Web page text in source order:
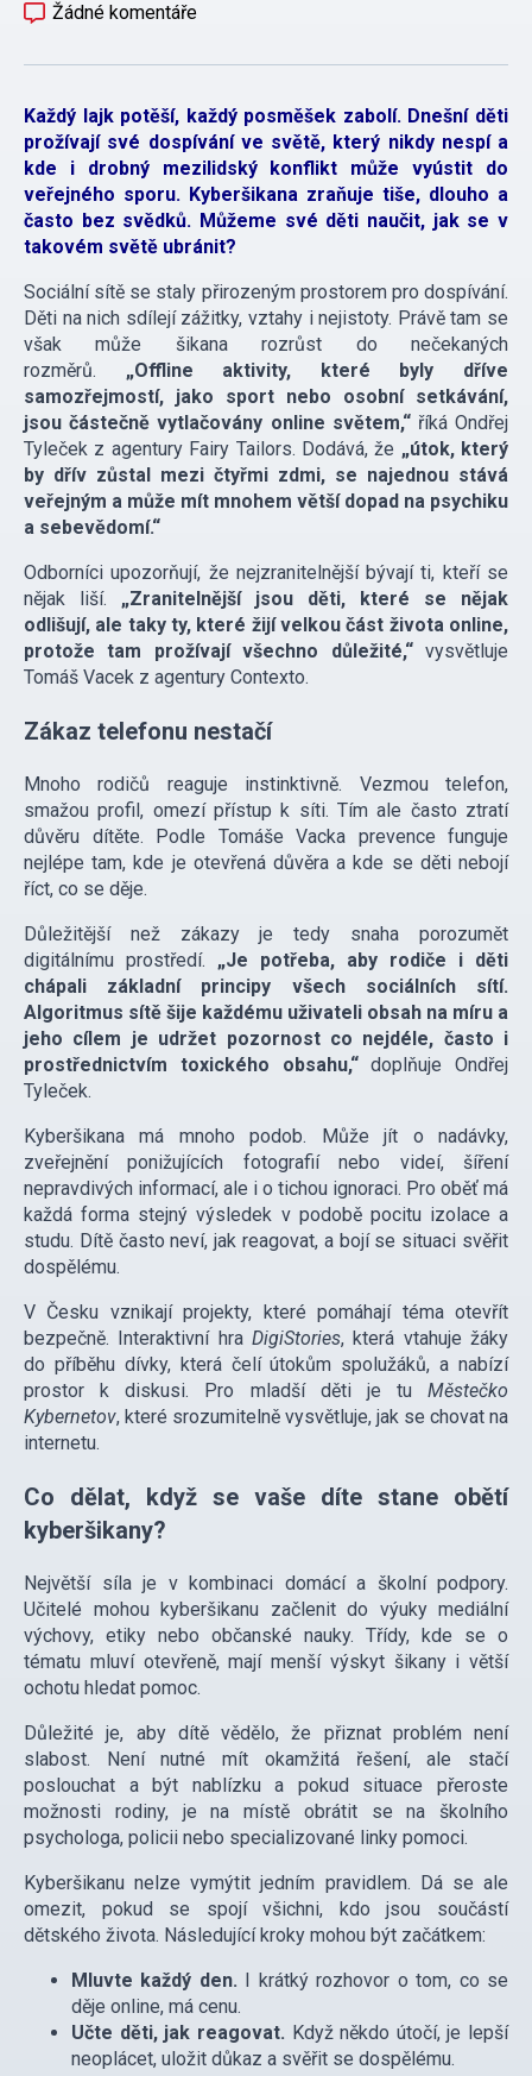
Žádné komentáře
Každý lajk potěší, každý posměšek zabolí. Dnešní děti
prožívají své dospívání ve světě, který nikdy nespí a
kde i drobný mezilidský konflikt může vyústit do
veřejného sporu. Kyberšikana zraňuje tiše, dlouho a
často bez svědků. Můžeme své děti naučit, jak se v
takovém světě ubránit?
Sociální sítě se staly přirozeným prostorem pro dospívání.
Děti na nich sdílejí zážitky, vztahy i nejistoty. Právě tam se
však může šikana rozrůst do nečekaných
rozměrů. „Offline aktivity, které byly dříve
samozřejmostí, jako sport nebo osobní setkávání,
jsou částečně vytlačovány online světem,“ říká Ondřej
Tyleček z agentury Fairy Tailors. Dodává, že „útok, který
by dřív zůstal mezi čtyřmi zdmi, se najednou stává
veřejným a může mít mnohem větší dopad na psychiku
a sebevědomí.“
Odborníci upozorňují, že nejzranitelnější bývají ti, kteří se
nějak liší. „Zranitelnější jsou děti, které se nějak
odlišují, ale taky ty, které žijí velkou část života online,
protože tam prožívají všechno důležité,“ vysvětluje
Tomáš Vacek z agentury Contexto.
Zákaz telefonu nestačí
Mnoho rodičů reaguje instinktivně. Vezmou telefon,
smažou profil, omezí přístup k síti. Tím ale často ztratí
důvěru dítěte. Podle Tomáše Vacka prevence funguje
nejlépe tam, kde je otevřená důvěra a kde se děti nebojí
říct, co se děje.
Důležitější než zákazy je tedy snaha porozumět
digitálnímu prostředí. „Je potřeba, aby rodiče i děti
chápali základní principy všech sociálních sítí.
Algoritmus sítě šije každému uživateli obsah na míru a
jeho cílem je udržet pozornost co nejdéle, často i
prostřednictvím toxického obsahu,“doplňuje Ondřej
Tyleček.
Kyberšikana má mnoho podob. Může jít o nadávky,
zveřejnění ponižujících fotografií nebo videí, šíření
nepravdivých informací, ale i o tichou ignoraci. Pro oběť má
každá forma stejný výsledek v podobě pocitu izolace a
studu. Dítě často neví, jak reagovat, a bojí se situaci svěřit
dospělému.
V Česku vznikají projekty, které pomáhají téma otevřít
bezpečně. Interaktivní hra DigiStories, která vtahuje žáky
do příběhu dívky, která čelí útokům spolužáků, a nabízí
prostor k diskusi. Pro mladší děti je tu Městečko
Kybernetov, které srozumitelně vysvětluje, jak se chovat na
internetu.
Co dělat, když se vaše díte stane obětí
kyberšikany?
Největší síla je v kombinaci domácí a školní podpory.
Učitelé mohou kyberšikanu začlenit do výuky mediální
výchovy, etiky nebo občanské nauky. Třídy, kde se o
tématu mluví otevřeně, mají menší výskyt šikany i větší
ochotu hledat pomoc.
Důležité je, aby dítě vědělo, že přiznat problém není
slabost. Není nutné mít okamžitá řešení, ale stačí
poslouchat a být nablízku a pokud situace přeroste
možnosti rodiny, je na místě obrátit se na školního
psychologa, policii nebo specializované linky pomoci.
Kyberšikanu nelze vymýtit jedním pravidlem. Dá se ale
omezit, pokud se spojí všichni, kdo jsou součástí
dětského života. Následující kroky mohou být začátkem:
Mluvte každý den. I krátký rozhovor o tom, co se
děje online, má cenu.
Učte děti, jak reagovat. Když někdo útočí, je lepší
neoplácet, uložit důkaz a svěřit se dospělému.